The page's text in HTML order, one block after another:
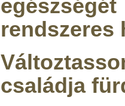
rendszeres
családja